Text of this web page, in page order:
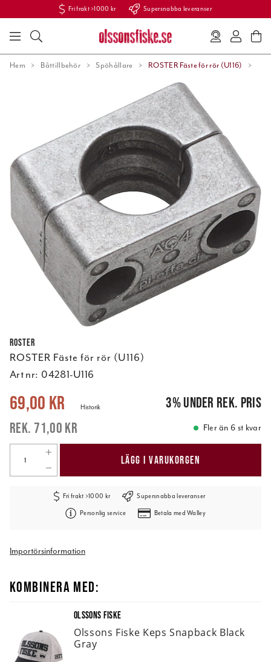
Fri frakt >1000 kr Supersnabba leveranser
Hem Båttillbehör Spöhållare ROSTER Fäste för rör (U116)
ROSTER
ROSTER Fäste för rör (U116)
Art nr: 04281-U116
Nuvarande pris: 71,00 kr
69,00 kr
71,00 kr
Historik 3%under rek. pris
Fler än 6 st kvar
LÄGG I VARUKORGEN
Fri frakt >1000 kr Supersnabba leveranser
Personlig service Betala med Walley
Importörsinformation
KOMBINERA MED:
OLSSONS FISKE
Olssons Fiske Keps Snapback Black
Gray